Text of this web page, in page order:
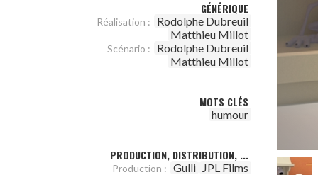
GÉNÉRIQUE
Réalisation :
Rodolphe Dubreuil
Matthieu Millot
Scénario :
Rodolphe Dubreuil
Matthieu Millot
MOTS CLÉS
humour
PRODUCTION, DISTRIBUTION, ...
Production : Gulli JPL Films